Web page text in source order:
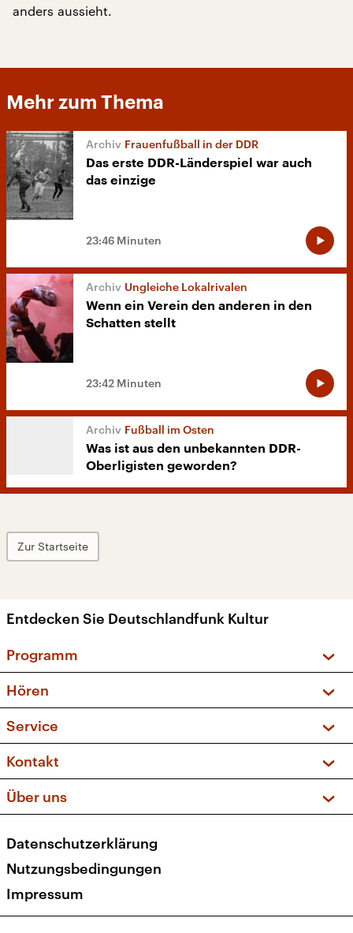
anders aussieht.
Mehr zum Thema
Frauenfußball in der DDR
Das erste DDR-Länderspiel war auch
das einzige
23:46 Minuten
Ungleiche Lokalrivalen
Wenn ein Verein den anderen in den
Schatten stellt
23:42 Minuten
Fußball im Osten
Was ist aus den unbekannten DDR-
Oberligisten geworden?
Zur Startseite
Entdecken Sie Deutschlandfunk Kultur
Programm
Sendungen und Podcasts
Musikliste
Kakadu – Das Kinderprogramm
Hören
Frequenzen (UKW + DAB+)
Service
FAQ
Apps
Newsletter
Veranstaltungen
Kontakt
Social Media
Über uns
Presse
Karriere
Transparenz
Datenschutzerklärung
Nutzungsbedingungen
Impressum